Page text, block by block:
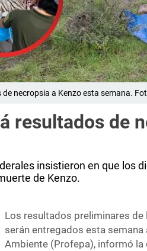
necropsia a Kenzo esta semana.
resultados de
insistieron en que los
de Kenzo.
Los resultados preliminares
serán entregados esta
Ambiente (Profepa), informó la